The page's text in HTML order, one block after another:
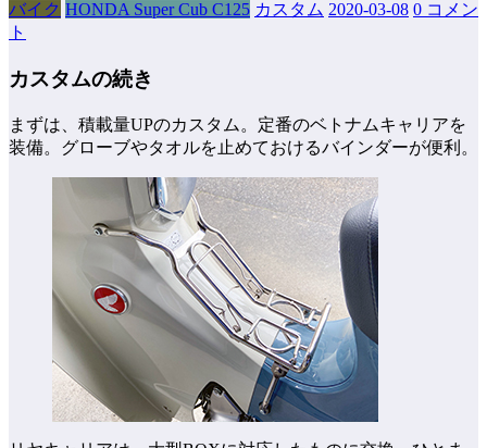
バイク HONDA Super Cub C125 カスタム 2020-03-08 0 コメン
ト
カスタムの続き
まずは、積載量UPのカスタム。定番のベトナムキャリアを
装備。グローブやタオルを止めておけるバインダーが便利。